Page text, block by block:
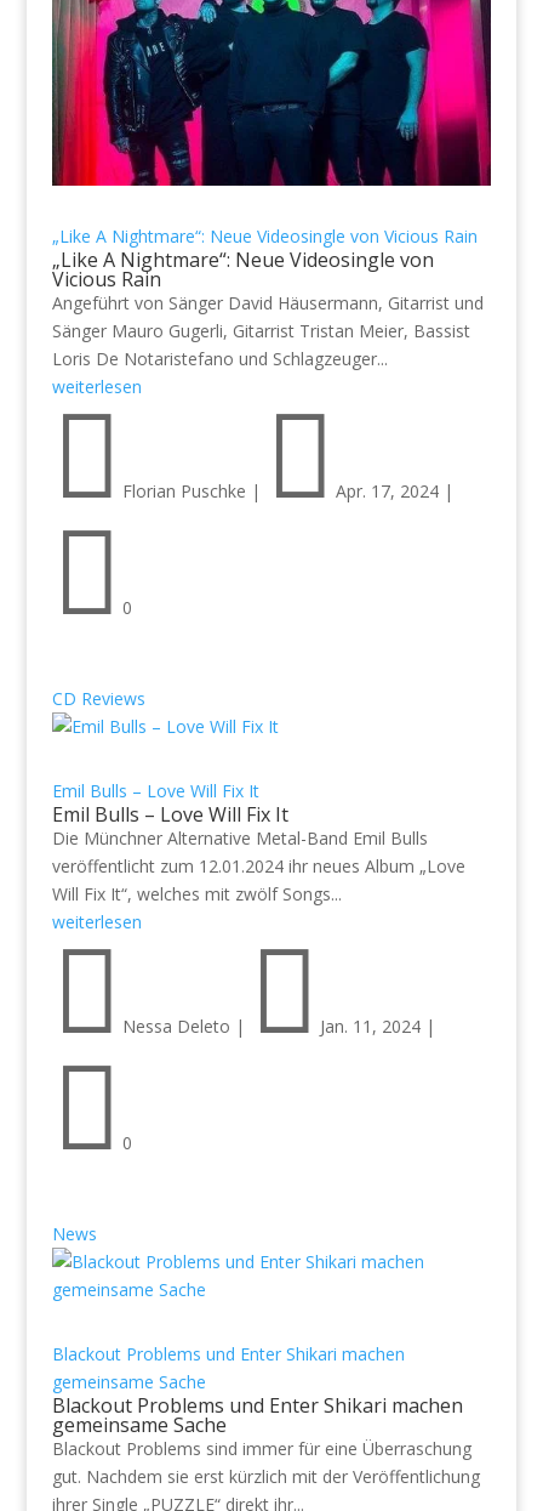
„Like A Nightmare“: Neue Videosingle von Vicious Rain
„Like A Nightmare“: Neue Videosingle von
Vicious Rain
Angeführt von Sänger David Häusermann, Gitarrist und
Sänger Mauro Gugerli, Gitarrist Tristan Meier, Bassist
Loris De Notaristefano und Schlagzeuger...
weiterlesen
 Florian Puschke |  Apr. 17, 2024|
 0
CD Reviews
Emil Bulls – Love Will Fix It
Emil Bulls – Love Will Fix It
Die Münchner Alternative Metal-Band Emil Bulls
veröffentlicht zum 12.01.2024 ihr neues Album „Love
Will Fix It“, welches mit zwölf Songs...
weiterlesen
 Nessa Deleto |  Jan. 11, 2024|
 0
News
Blackout Problems und Enter Shikari machen
gemeinsame Sache
Blackout Problems und Enter Shikari machen
gemeinsame Sache
Blackout Problems sind immer für eine Überraschung
gut. Nachdem sie erst kürzlich mit der Veröffentlichung
ihrer Single „PUZZLE“ direkt ihr...